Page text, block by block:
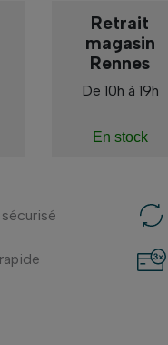
Retrait
magasin
Rennes
De 10h à 19h
En stock